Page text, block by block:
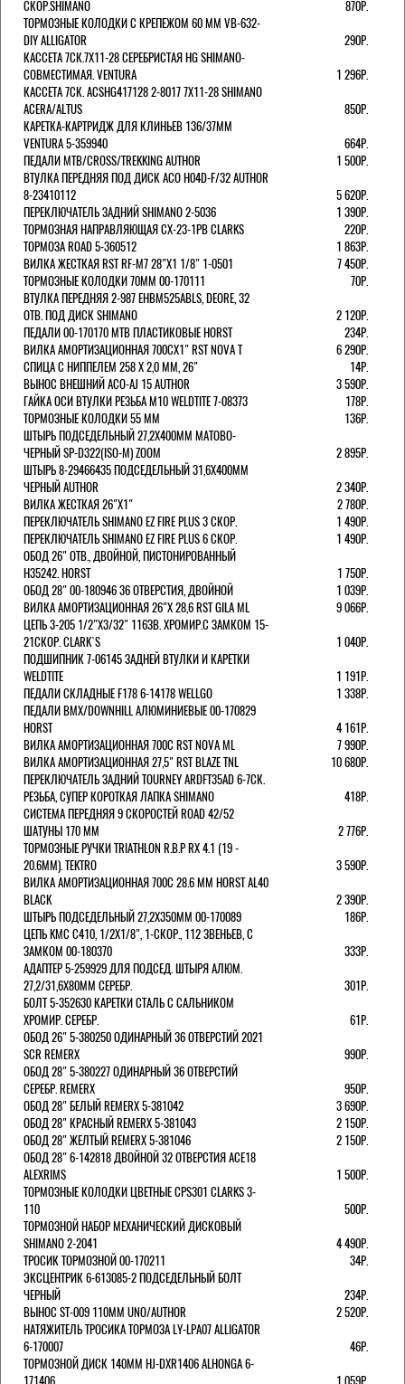
СКОР.SHIMANO
870Р.
ТОРМОЗНЫЕ КОЛОДКИ С КРЕПЕЖОМ 60 ММ VB-632-
DIY ALLIGATOR
290Р.
КАССЕТА 7СК.7Х11-28 СЕРЕБРИСТАЯ HG SHIMANO-
СОВМЕСТИМАЯ. VENTURA
1 296Р.
КАССЕТА 7СК. ACSHG417128 2-8017 7Х11-28 SHIMANO
ACERA/ALTUS
850Р.
КАРЕТКА-КАРТРИДЖ ДЛЯ КЛИНЬЕВ 136/37ММ
VENTURA 5-359940
664Р.
ПЕДАЛИ MTB/CROSS/TREKKING AUTHOR
1 500Р.
ВТУЛКА ПЕРЕДНЯЯ ПОД ДИСК ACO H04D-F/32 AUTHOR
8-23410112
5 620Р.
ПЕРЕКЛЮЧАТЕЛЬ ЗАДНИЙ SHIMANO 2-5036
1 390Р.
ТОРМОЗНАЯ НАПРАВЛЯЮЩАЯ CX-23-1PB CLARKS
220Р.
ТОРМОЗА ROAD 5-360512
1 863Р.
ВИЛКА ЖЕСТКАЯ RST RF-M7 28"Х1 1/8" 1-0501
7 450Р.
ТОРМОЗНЫЕ КОЛОДКИ 70ММ 00-170111
70Р.
ВТУЛКА ПЕРЕДНЯЯ 2-987 EHBM525ABLS, DEORE, 32
ОТВ. ПОД ДИСК SHIMANO
2 120Р.
ПЕДАЛИ 00-170170 МТВ ПЛАСТИКОВЫЕ HORST
234Р.
ВИЛКА АМОРТИЗАЦИОННАЯ 700СХ1" RST NOVA T
6 290Р.
СПИЦА С НИППЕЛЕМ 258 Х 2,0 ММ, 26"
14Р.
ВЫНОС ВНЕШНИЙ ACO-AJ 15 AUTHOR
3 590Р.
ГАЙКА ОСИ ВТУЛКИ РЕЗЬБА М10 WELDTITE 7-08373
178Р.
ТОРМОЗНЫЕ КОЛОДКИ 55 ММ
136Р.
ШТЫРЬ ПОДСЕДЕЛЬНЫЙ 27,2Х400ММ МАТОВО-
ЧЕРНЫЙ SP-D322(ISO-M) ZOOM
2 895Р.
ШТЫРЬ 8-29466435 ПОДСЕДЕЛЬНЫЙ 31,6X400ММ
ЧЕРНЫЙ AUTHOR
2 340Р.
ВИЛКА ЖЕСТКАЯ 26"Х1"
2 780Р.
ПЕРЕКЛЮЧАТЕЛЬ SHIMANO EZ FIRE PLUS 3 СКОР.
1 490Р.
ПЕРЕКЛЮЧАТЕЛЬ SHIMANO EZ FIRE PLUS 6 СКОР.
1 490Р.
ОБОД 26" ОТВ., ДВОЙНОЙ, ПИСТОНИРОВАННЫЙ
H35242. HORST
1 750Р.
ОБОД 28" 00-180946 36 ОТВЕРСТИЯ, ДВОЙНОЙ
1 039Р.
ВИЛКА АМОРТИЗАЦИОННАЯ 26"Х 28,6 RST GILA ML
9 066Р.
ЦЕПЬ 3-205 1/2"X3/32" 116ЗВ. ХРОМИР.С ЗАМКОМ 15-
21СКОР. CLARK`S
1 040Р.
ПОДШИПНИК 7-06145 ЗАДНЕЙ ВТУЛКИ И КАРЕТКИ
WELDTITE
1 191Р.
ПЕДАЛИ СКЛАДНЫЕ F178 6-14178 WELLGO
1 338Р.
ПЕДАЛИ BMX/DOWNHILL АЛЮМИНИЕВЫЕ 00-170829
HORST
4 161Р.
ВИЛКА АМОРТИЗАЦИОННАЯ 700С RST NOVA ML
7 990Р.
ВИЛКА АМОРТИЗАЦИОННАЯ 27,5" RST BLAZE TNL
10 680Р.
ПЕРЕКЛЮЧАТЕЛЬ ЗАДНИЙ TOURNEY ARDFT35AD 6-7СК.
РЕЗЬБА, СУПЕР КОРОТКАЯ ЛАПКА SHIMANO
418Р.
СИСТЕМА ПЕРЕДНЯЯ 9 СКОРОСТЕЙ ROAD 42/52
ШАТУНЫ 170 ММ
2 776Р.
ТОРМОЗНЫЕ РУЧКИ TRIATHLON R.B.P RX 4.1 (19 -
20.6ММ). TEKTRO
3 590Р.
ВИЛКА АМОРТИЗАЦИОННАЯ 700C 28.6 ММ HORST AL40
BLACK
2 390Р.
ШТЫРЬ ПОДСЕДЕЛЬНЫЙ 27,2Х350ММ 00-170089
186Р.
ЦЕПЬ KMC C410, 1/2Х1/8", 1-СКОР., 112 ЗВЕНЬЕВ, С
ЗАМКОМ 00-180370
333Р.
АДАПТЕР 5-259929 ДЛЯ ПОДСЕД. ШТЫРЯ АЛЮМ.
27,2/31,6Х80ММ СЕРЕБР.
301Р.
БОЛТ 5-352630 КАРЕТКИ СТАЛЬ С САЛЬНИКОМ
ХРОМИР. СЕРЕБР.
61Р.
ОБОД 26" 5-380250 ОДИНАРНЫЙ 36 ОТВЕРСТИЙ 2021
SCR REMERX
990Р.
ОБОД 28" 5-380227 ОДИНАРНЫЙ 36 ОТВЕРСТИЙ
СЕРЕБР. REMERX
950Р.
ОБОД 28" БЕЛЫЙ REMERX 5-381042
3 690Р.
ОБОД 28" КРАСНЫЙ REMERX 5-381043
2 150Р.
ОБОД 28" ЖЕЛТЫЙ REMERX 5-381046
2 150Р.
ОБОД 28" 6-142818 ДВОЙНОЙ 32 ОТВЕРСТИЯ ACE18
ALEXRIMS
1 500Р.
ТОРМОЗНЫЕ КОЛОДКИ ЦВЕТНЫЕ CPS301 CLARKS 3-
110
500Р.
ТОРМОЗНОЙ НАБОР МЕХАНИЧЕСКИЙ ДИСКОВЫЙ
SHIMANO 2-2041
4 490Р.
ТРОСИК ТОРМОЗНОЙ 00-170211
34Р.
ЭКСЦЕНТРИК 6-613085-2 ПОДСЕДЕЛЬНЫЙ БОЛТ
ЧЕРНЫЙ
234Р.
ВЫНОС ST-009 110ММ UNO/AUTHOR
2 520Р.
НАТЯЖИТЕЛЬ ТРОСИКА ТОРМОЗА LY-LPA07 ALLIGATOR
6-170007
46Р.
ТОРМОЗНОЙ ДИСК 140ММ HJ-DXR1406 ALHONGA 6-
171406
1 059Р.